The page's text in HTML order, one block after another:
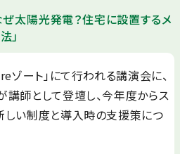
ぜ太陽光発電？住宅に設置するメ
」
ゾート」にて行われる講演会に、
師として登壇し、今年度からス
しい制度と導入時の支援策につ